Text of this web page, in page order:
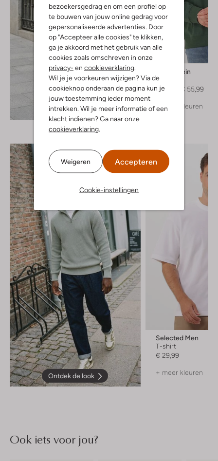
bezoekersgedrag en om een profiel op
te bouwen van jouw online gedrag voor
gepersonaliseerde advertenties. Door
op "Accepteer alle cookies" te klikken,
ga je akkoord met het gebruik van alle
cookies zoals omschreven in onze
privacy- en cookieverklaring.
Wil je je voorkeuren wijzigen? Via de
cookieknop onderaan de pagina kun je
jouw toestemming ieder moment
intrekken. Wil je meer informatie of een
klacht indienen? Ga naar onze
cookieverklaring.
Weigeren Accepteren
Cookie-instellingen
Ontdek de look
Calvin Klein
Sweater
€ 79,99
€ 55,99
+ meer kleuren
Ontdek de look
Selected Men
T-shirt
€ 29,99
+ meer kleuren
Ook iets voor jou?